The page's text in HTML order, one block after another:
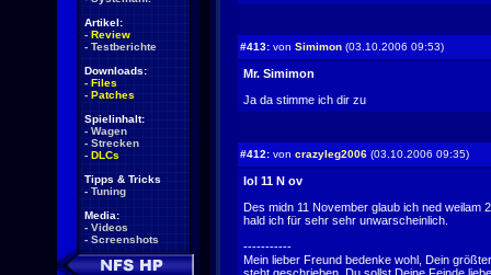
Artikel:
- Review
- Testberichte
Downloads:
- Files
- Patches
Spielinhalt:
- Wagen
- Strecken
- DLCs
Tipps & Tricks
- Tuning
Media:
- Videos
- Screenshots
#413: von Simimon (03.10.2006 09:53)
Mr. Simimon
Ja da stimme ich dir zu
#412: von crazyleg2006 (03.10.2006 09:35)
lol 11 N ov
Des midn 11 November glaub ich ned weilam
hald ich für sehr sehr unwarscheinlich.
-----------
Mein lieber Freund bedenke wohl, Dein